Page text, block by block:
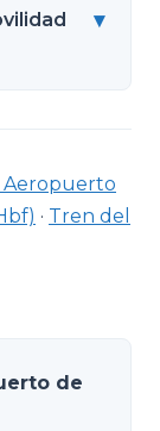
▾
Aeropuerto
· Tren del
de